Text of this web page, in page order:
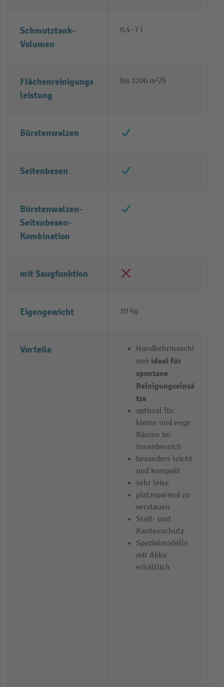
Schmutztank-
Volumen
0,4–7 l
Flächenreinigungs
leistung
bis 1200 m²/h
Bürstenwalzen ×
Seitenbesen ×
Bürstenwalzen-
Seitenbesen-
Kombination
×
mit Saugfunktion ×
Eigengewicht 10 kg
Vorteile
Handkehrmaschi
nen ideal für
spontane
Reinigungseinsä
tze
optimal für
kleine und enge
Räume im
Innenbereich
besonders leicht
und kompakt
sehr leise
platzsparend zu
verstauen
Stoß- und
Kantenschutz
Spezialmodelle
mit Akku
erhältlich